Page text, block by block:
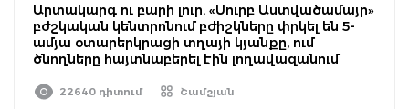
Արտակարգ ու բարի լուր. «Սուրբ Աստվածամայր»
բժշկական կենտրոնում բժիշկները փրկել են 5-
ամյա օտարերկրացի տղայի կյանքը, ում
ծնողները հայտնաբերել էին լողավազանում
22640 դիտում Շամշյան